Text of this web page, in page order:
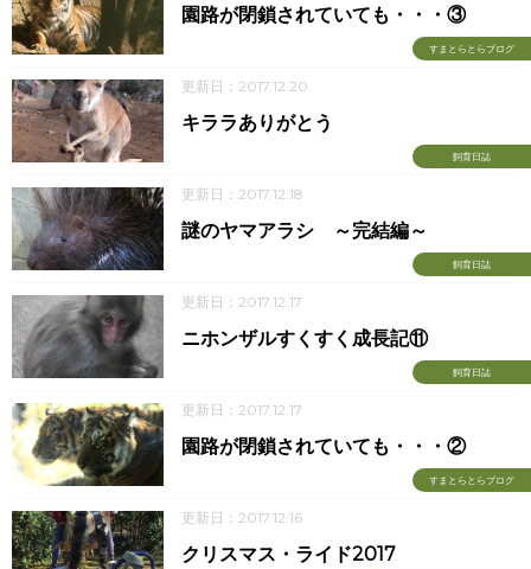
すまとらとらブログ
園路が閉鎖されていても・・・③
更新日：2017.12.20
飼育日誌
キララありがとう
更新日：2017.12.18
飼育日誌
謎のヤマアラシ ～完結編～
更新日：2017.12.17
飼育日誌
ニホンザルすくすく成長記⑪
更新日：2017.12.17
すまとらとらブログ
園路が閉鎖されていても・・・②
更新日：2017.12.16
クリスマス・ライド2017